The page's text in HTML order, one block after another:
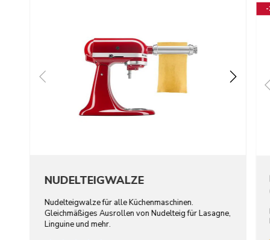
NUDELTEIGWALZE
Nudelteigwalze für alle Küchenmaschinen.
Gleichmäßiges Ausrollen von Nudelteig für Lasagne,
Linguine und mehr.
-